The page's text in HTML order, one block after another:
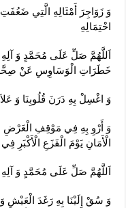
وَ زَوَاجِرَ أَمْثَالِهِ الَّتِي
احْتِمَالِهِ‏
اَللَّهُمَّ صَلِّ عَلَى مُحَمَّدٍ وَ آلِهِ
خَطَرَاتِ الْوَسَاوِسِ عَنْ صِحَّةِ
وَ اغْسِلْ بِهِ دَرَنَ قُلُوبِنَا وَ
وَ أَرْوِ بِهِ فِي مَوْقِفِ الْعَرْضِ
الْأَمَانِ يَوْمَ الْفَزَعِ الْأَكْبَرِ
اَللَّهُمَّ صَلِّ عَلَى مُحَمَّدٍ وَ آلِهِ
وَ سُقْ إِلَيْنَا بِهِ رَغَدَ الْعَيْشِ